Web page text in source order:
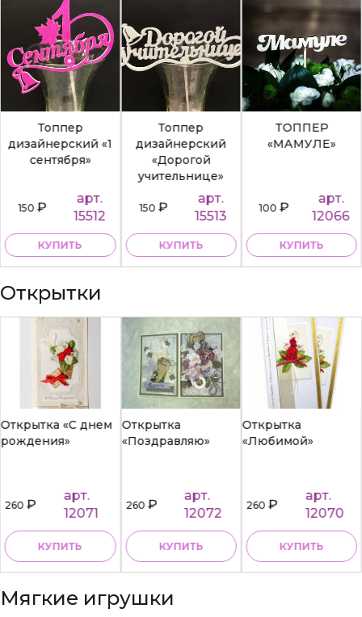
Топпер
дизайнерский «1
сентября»
150₽
арт.
15512
КУПИТЬ
Топпер
дизайнерский
«Дорогой
учительнице»
150₽
арт.
15513
КУПИТЬ
ТОППЕР
«МАМУЛЕ»
100₽
арт.
12066
КУПИТЬ
Открытки
Открытка «С днем
рождения»
260₽
арт.
12071
КУПИТЬ
Открытка
«Поздравляю»
260₽
арт.
12072
КУПИТЬ
Открытка
«Любимой»
260₽
арт.
12070
КУПИТЬ
Мягкие игрушки